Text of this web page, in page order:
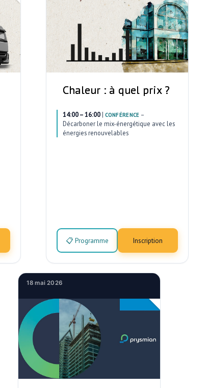
Chaleur : à quel prix ?
14:00 – 16:00| CONFÉRENCE –
Décarboner le mix-énergétique avec les
énergies renouvelables
📋 Programme Inscription
18 mai 2026